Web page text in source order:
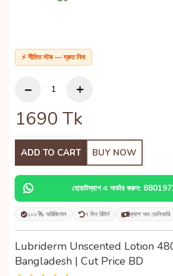
⚡ সীমিত স্টক — দ্রুত নিন!
1690 Tk
ADD TO CART BUY NOW
হোয়াটস্যাপ এ অর্ডার করুন:
১০০% অরিজিনাল ৭ দিন রিটার্ন ক্যাশ অন ডেলিভারি
Lubriderm Unscented Lotion
Bangladesh | Cut Price BD